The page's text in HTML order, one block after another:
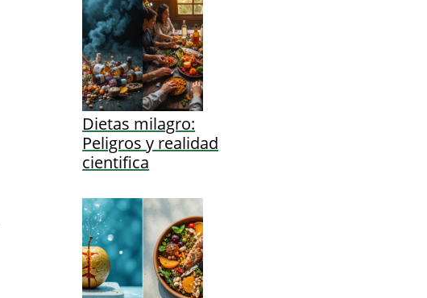
Dietas milagro:
Peligros y realidad
cientifica